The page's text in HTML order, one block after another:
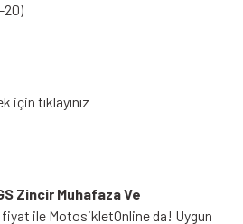
20)
için tıklayınız
Zincir Muhafaza Ve
fiyat ile MotosikletOnline da! Uygun